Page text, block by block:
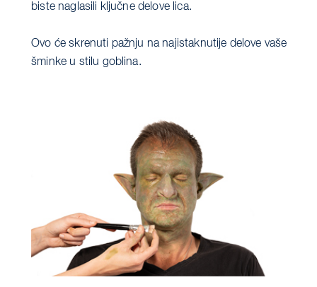
biste naglasili ključne delove lica.
Ovo će skrenuti pažnju na najistaknutije delove vaše
šminke u stilu goblina.